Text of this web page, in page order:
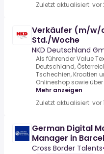
Zuletzt aktualisiert: vor
Verkäufer (m/w/
Std./Woche
NKD Deutschland
Als führender Value
Deutschland,
Tschechien, Kroatien
Onlineshop sowie
Mehr anzeigen
Zuletzt aktualisiert: vor
German Digital
Manager in
Cross Border Talents